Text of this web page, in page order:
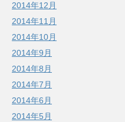
2014年12月
2014年11月
2014年10月
2014年9月
2014年8月
2014年7月
2014年6月
2014年5月